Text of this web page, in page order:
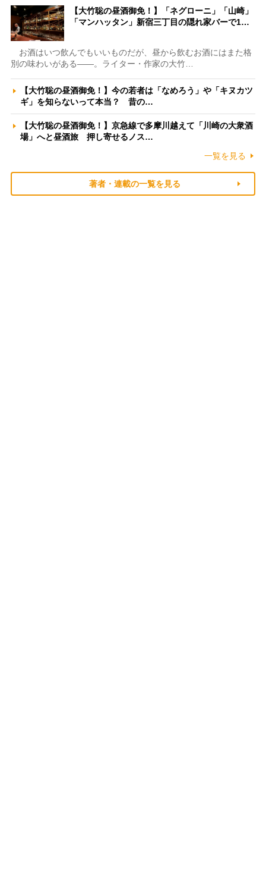
【大竹聡の昼酒御免！】「ネグローニ」「山崎」
「マンハッタン」新宿三丁目の隠れ家バーで1…
お酒はいつ飲んでもいいものだが、昼から飲むお酒にはまた格
別の味わいがある――。ライター・作家の大竹…
【大竹聡の昼酒御免！】今の若者は「なめろう」や「キヌカツ
ギ」を知らないって本当？ 昔の…
【大竹聡の昼酒御免！】京急線で多摩川越えて「川崎の大衆酒
場」へと昼酒旅 押し寄せるノス…
一覧を見る
著者・連載の一覧を見る